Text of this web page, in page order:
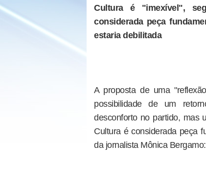
Cultura é "imexível",
considerada peça
estaria debilitada
A proposta de uma
possibilidade de um
desconforto no partido, mas
Cultura é considerada peça
da jornalista Mônica Bergamo: